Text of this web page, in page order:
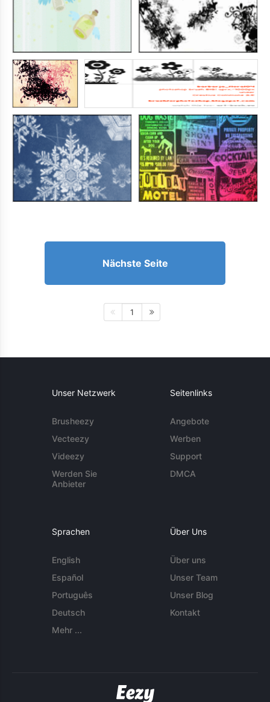
Nächste Seite
1
Unser Netzwerk
Brusheezy
Vecteezy
Videezy
Werden Sie
Anbieter
Seitenlinks
Angebote
Werben
Support
DMCA
Sprachen
English
Español
Português
Deutsch
Mehr ...
Über Uns
Über uns
Unser Team
Unser Blog
Kontakt